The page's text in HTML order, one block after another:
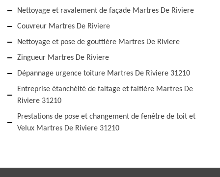
Nettoyage et ravalement de façade Martres De Riviere
Couvreur Martres De Riviere
Nettoyage et pose de gouttière Martres De Riviere
Zingueur Martres De Riviere
Dépannage urgence toiture Martres De Riviere 31210
Entreprise étanchéité de faitage et faitière Martres De
Riviere 31210
Prestations de pose et changement de fenêtre de toit et
Velux Martres De Riviere 31210